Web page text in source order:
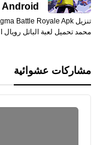
Android
محمد تحميل لعبة الباتل رويال
مشاركات عشوائية